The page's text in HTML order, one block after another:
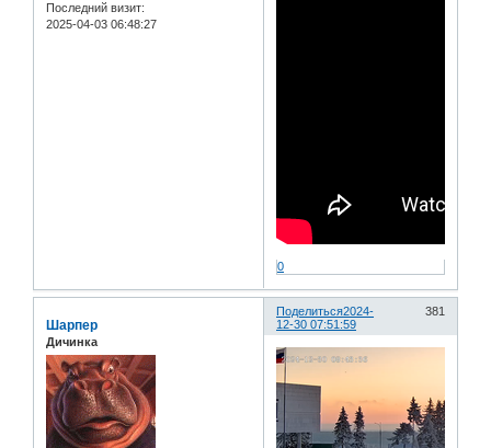
Последний визит:
2025-04-03 06:48:27
0
Поделиться 381
2024-
12-30 07:51:59
Шарпер
Дичинка